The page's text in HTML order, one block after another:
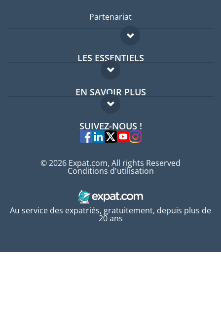
Partenariat
LES ESSENTIELS
Forum expatriés
Guides pays
EN SAVOIR PLUS
FAQ
Experts
SUIVEZ-NOUS !
Au service des expatriés, gratuitement, depuis plus de
20 ans
© 2026 Expat.com, All rights Reserved
Conditions d'utilisation